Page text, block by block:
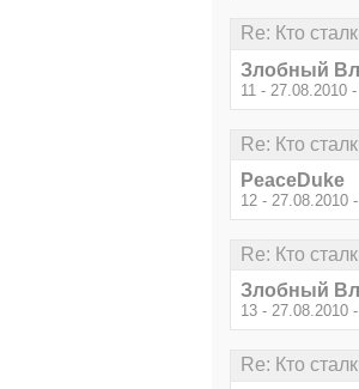
Re: Кто
Злобный
11 - 27.08.2010
Re: Кто
PeaceDuke
12 - 27.08.2010
Re: Кто
Злобный
13 - 27.08.2010
Re: Кто